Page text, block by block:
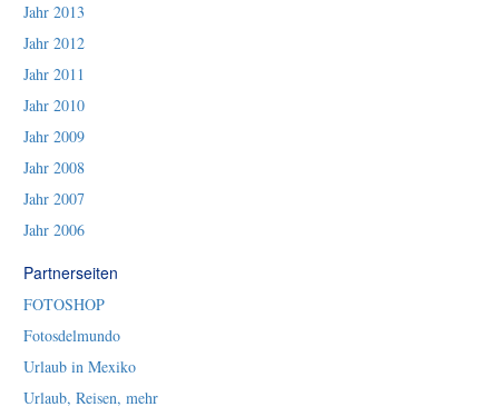
Jahr 2013
Jahr 2012
Jahr 2011
Jahr 2010
Jahr 2009
Jahr 2008
Jahr 2007
Jahr 2006
Partnerseiten
FOTOSHOP
Fotosdelmundo
Urlaub in Mexiko
Urlaub, Reisen, mehr